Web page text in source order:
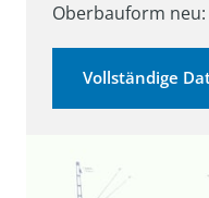
Oberbauform neu:
Vollständige